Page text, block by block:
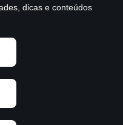
dicas e conteúdos